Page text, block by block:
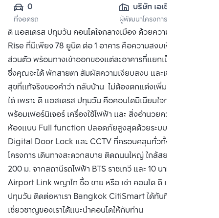
0
ที่จอดรถ
บริษัท เอเชี่ยน
พร็อพเพอร์ตี้ จำกัด
ผู้พัฒนาโครงการ
ดิ แอสเดรส ปทุมวัน คอนโดใจกลางเมือง ด้วยความสุขแบบ Low
Rise ที่มีเพียง 78 ยูนิต ต่อ 1 อาคาร คือความสงบเงียบของโลก
ส่วนตัว พร้อมทางเข้าออกของแต่ละอาคารที่แยกเป็นสัดส่วน ที่
ซึ่งคุณจะได้ พักสายตา สัมผัสความเงียบสงบ และเข้าใจถึงความ
สุขที่แท้จริงของคำว่า กลับบ้าน ไม่ต้องตกแต่งเพิ่ม ชีวิตก็เริ่มต้น
ได้ เพราะ ดิ แอสเดรส ปทุมวัน คือคอนโดมิเนียมใจกลางปทุมวัน
พร้อมเฟอร์นิเจอร์ เครื่องใช้ไฟฟ้า และ สิ่งอำนวยความสะดวกใน
ห้องแบบ Full function ปลอดภัยสูงสุดด้วยระบบ Intelligent
Digital Door Lock และ CCTV ที่ครอบคลุมทั่วทั้งบริเวณ
โครงการ เดินทางสะดวกสบาย ติดถนนใหญ่ ใกล้สยาม เพียง
200 ม. จากสถานีรถไฟฟ้า BTS ราชเทวี และ 10 นาทีจาก
Airport Link พญาไท ซื้อ ขาย หรือ เช่า คอนโด ดิ แอสเดรส
ปทุมวัน ติดต่อหาเรา Bangkok CitiSmart ได้ทันที เพื่อให้ผู้
เชี่ยวชาญของเราได้แนะนำคอนโดให้กับท่าน